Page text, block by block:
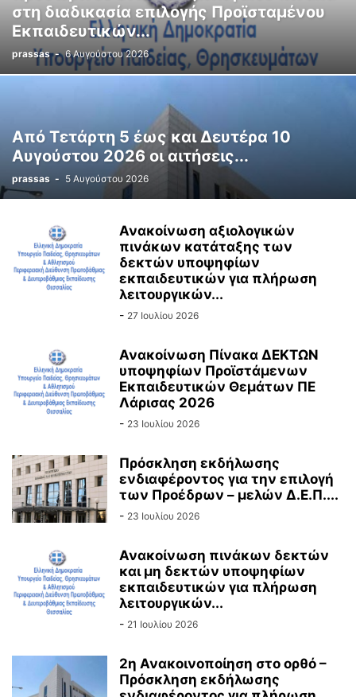
στη διαδικασία επιλογής Προϊσταμένου
Εκπαιδευτικών...
prassas - 6 Αυγούστου 2026
Από Τετάρτη 5 έως και Δευτέρα 10
Αυγούστου 2026 οι αιτήσεις...
prassas - 5 Αυγούστου 2026
Ανακοίνωση αξιολογικών
πινάκων κατάταξης των
δεκτών υποψηφίων
εκπαιδευτικών για πλήρωση
λειτουργικών...
- 27 Ιουλίου 2026
Ανακοίνωση Πίνακα ΔΕΚΤΩΝ
υποψηφίων Προϊστάμενων
Εκπαιδευτικών Θεμάτων ΠΕ
Λάρισας 2026
- 23 Ιουλίου 2026
Πρόσκληση εκδήλωσης
ενδιαφέροντος για την επιλογή
των Προέδρων – μελών Δ.Ε.Π....
- 23 Ιουλίου 2026
Ανακοίνωση πινάκων δεκτών
και μη δεκτών υποψηφίων
εκπαιδευτικών για πλήρωση
λειτουργικών...
- 21 Ιουλίου 2026
2η Ανακοινοποίηση στο ορθό –
Πρόσκληση εκδήλωσης